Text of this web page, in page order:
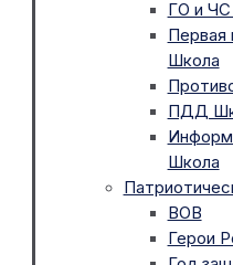
ГО и
Первая
Школа
ПДД
Школа
ВОВ
Герои